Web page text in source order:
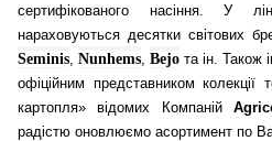
сертифікованого насіння. У
нараховуються десятки світових
Seminis Nunhems Bejo та ін. Також
офіційним представником колекції
картопля» відомих Компаній
радістю оновлюємо асортимент по